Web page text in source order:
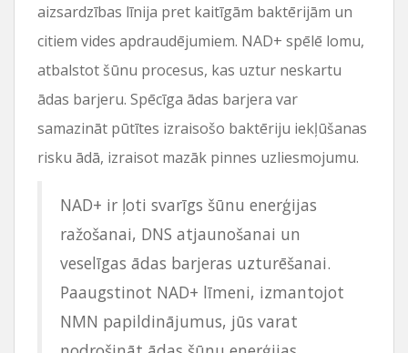
aizsardzības līnija pret kaitīgām baktērijām un
citiem vides apdraudējumiem. NAD+ spēlē lomu,
atbalstot šūnu procesus, kas uztur neskartu
ādas barjeru. Spēcīga ādas barjera var
samazināt pūtītes izraisošo baktēriju iekļūšanas
risku ādā, izraisot mazāk pinnes uzliesmojumu.
NAD+ ir ļoti svarīgs šūnu enerģijas
ražošanai, DNS atjaunošanai un
veselīgas ādas barjeras uzturēšanai.
Paaugstinot NAD+ līmeni, izmantojot
NMN papildinājumus, jūs varat